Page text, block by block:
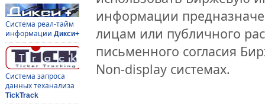
Система реал-тайм
информации Дикси+
Система запроса
данных теханализа
TickTrack
информации
лицам или публичного
письменного согласия
Non-display системах.